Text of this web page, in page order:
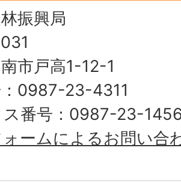
振興局
市戸高1-12-1
0987-23-4311
ス番号：0987-23-
ームによるお問い合